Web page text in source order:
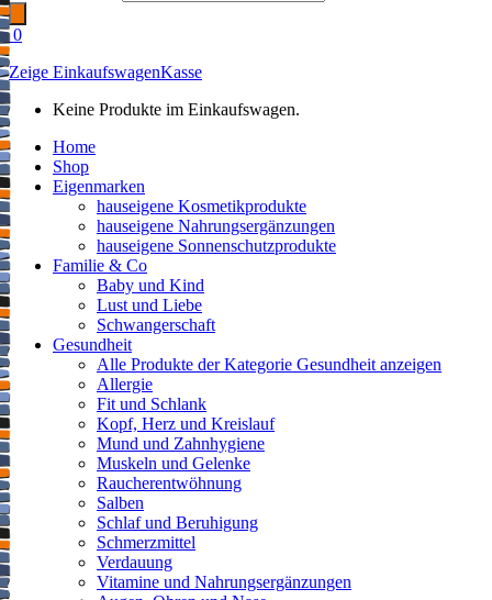
0
Zeige EinkaufswagenKasse
Keine Produkte im Einkaufswagen.
Home
Shop
Eigenmarken
hauseigene Kosmetikprodukte
hauseigene Nahrungsergänzungen
hauseigene Sonnenschutzprodukte
Familie & Co
Baby und Kind
Lust und Liebe
Schwangerschaft
Gesundheit
Alle Produkte der Kategorie Gesundheit anzeigen
Allergie
Fit und Schlank
Kopf, Herz und Kreislauf
Mund und Zahnhygiene
Muskeln und Gelenke
Raucherentwöhnung
Salben
Schlaf und Beruhigung
Schmerzmittel
Verdauung
Vitamine und Nahrungsergänzungen